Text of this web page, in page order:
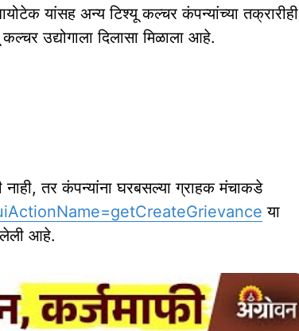
यांसह अन्य टिश्यू कल्चर कंपन्यांच्या तक्रारीही
उद्योगाला दिलासा मिळाला आहे.
नाही, तर कंपन्यांना घरबसल्या ग्राहक मंचाकडे
या
आहे.